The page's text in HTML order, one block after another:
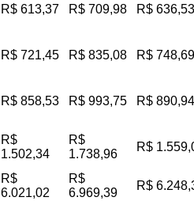
R$ 613,37 R$ 709,98 R$ 636,53
R$ 721,45 R$ 835,08 R$ 748,69
R$ 858,53 R$ 993,75 R$ 890,94
R$
1.502,34
R$
1.738,96
R$
R$
6.021,02
R$
6.969,39
R$